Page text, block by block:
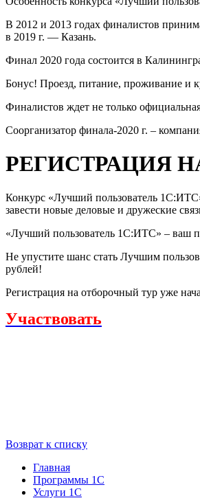
В 2012 и 2013 годах финалистов
в 2019 г. — Казань.
Финал 2020 года состоится в
Бонус! Проезд, питание, проживание и
Финалистов ждет не только
Соорганизатор финала-2020 г. –
РЕГИСТРАЦИЯ
Конкурс «Лучший пользователь
завести новые деловые и дружеские
«Лучший пользователь 1С:ИТС» – ваш
Не упустите шанс стать Лучшим
рублей!
Регистрация на отборочный тур уже
Участвовать
Возврат к списку
Главная
Программы 1С
Услуги 1С